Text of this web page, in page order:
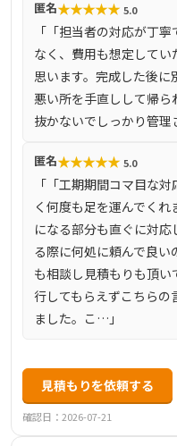
業・設計・工務がチー
ドを両立。リピート率
さが伺えます。アフター
事後のアンケートや訪問
います。熊本県全域に対
迅速かつ丁寧なサービ
匿名★★★★★ 5.0
「「担当者の対応が丁
なく、費用も想定して
思います。完成した後
悪い所を手直しして帰ら
抜かないでしっかり管理
匿名★★★★★ 5.0
「「工期期間コマ目な
く何度も足を運んでく
になる部分も直ぐに対
る際に何処に頼んで良
も相談し見積もりも頂
行してもらえずこちらの
ました。こ…」
見積もりを依頼する
確認日：2026-07-21